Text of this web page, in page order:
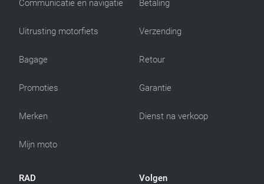
Communicatie en navigatie
Uitrusting motorfiets
Bagage
Promoties
Merken
Mijn moto
Betaling
Verzending
Retour
Garantie
Dienst na verkoop
RAD Volgen